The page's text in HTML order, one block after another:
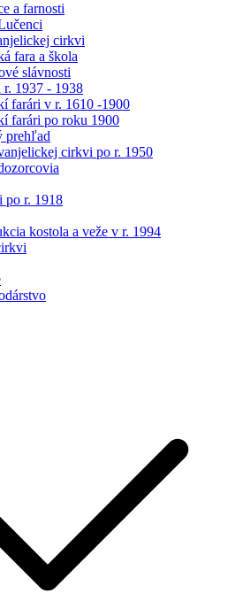
a farnosti
cirkvi
fara a škola
slávnosti
r. 1937 - 1938
farári v r. 1610 -1900
farári po roku 1900
prehľad
cirkvi po r. 1950
po r. 1918
kostola a veže v r. 1994